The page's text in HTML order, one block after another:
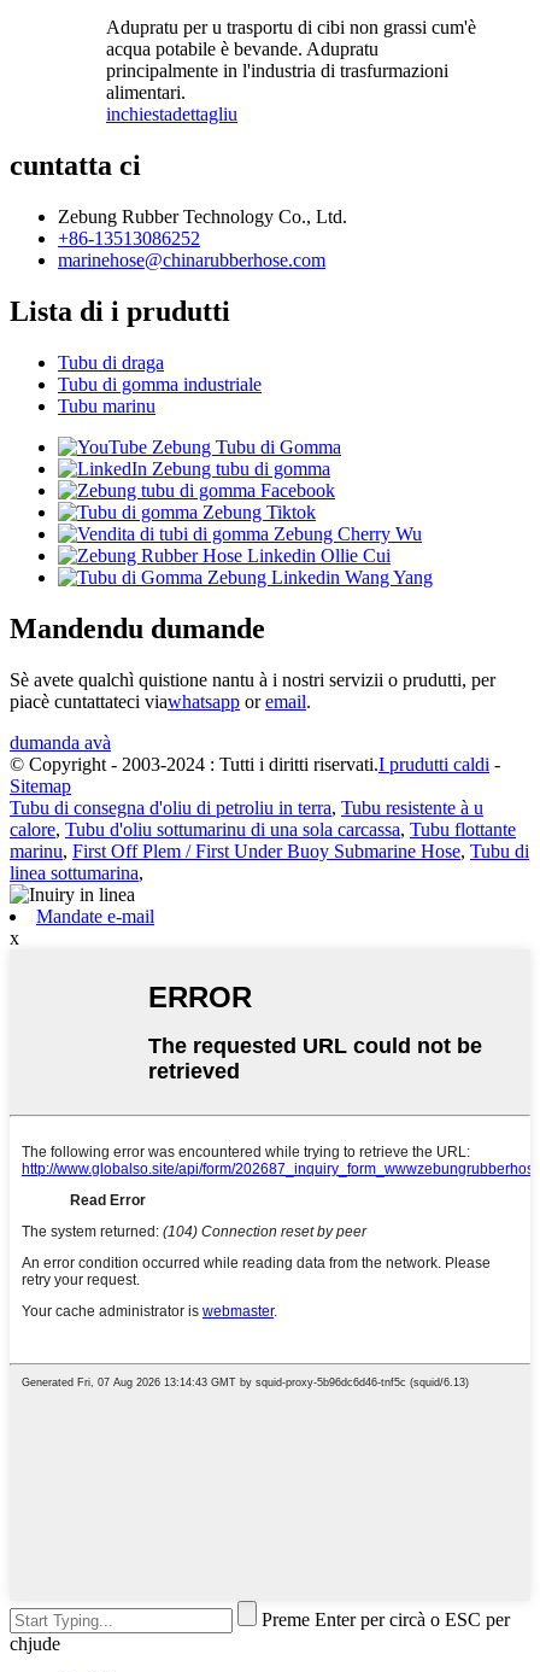
Adupratu per u trasportu di cibi non grassi cum'è
acqua potabile è bevande. Adupratu
principalmente in l'industria di trasfurmazioni
alimentari.
inchiestadettagliu
cuntatta ci
Zebung Rubber Technology Co., Ltd.
+86-13513086252
marinehose@chinarubberhose.com
Lista di i prudutti
Tubu di draga
Tubu di gomma industriale
Tubu marinu
Mandendu dumande
Sè avete qualchì quistione nantu à i nostri servizii o prudutti, per
piacè cuntattateci viawhatsapp oremail.
dumanda avà
© Copyright - 2003-2024 : Tutti i diritti riservati.I prudutti caldi -
Sitemap
Tubu di consegna d'oliu di petroliu in terra, Tubu resistente à u
calore, Tubu d'oliu sottumarinu di una sola carcassa, Tubu flottante
marinu, First Off Plem / First Under Buoy Submarine Hose, Tubu di
linea sottumarina,
Mandate e-mail
x
Preme Enter per circà o ESC per
chjude